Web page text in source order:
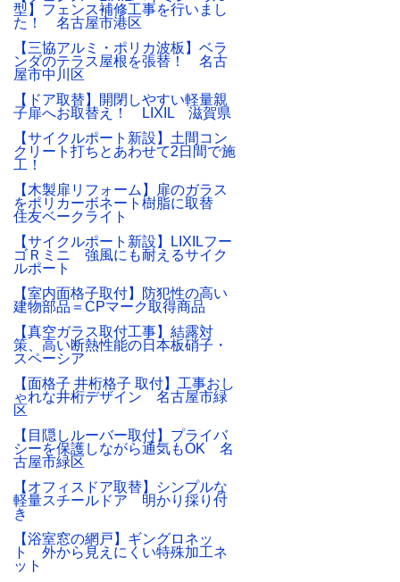
型】フェンス補修工事を行いまし
た！ 名古屋市港区
【三協アルミ・ポリカ波板】ベラ
ンダのテラス屋根を張替！ 名古
屋市中川区
【ドア取替】開閉しやすい軽量親
子扉へお取替え！ LIXIL 滋賀県
【サイクルポート新設】土間コン
クリート打ちとあわせて2日間で施
工！
【木製扉リフォーム】扉のガラス
をポリカーボネート樹脂に取替
住友ベークライト
【サイクルポート新設】LIXILフー
ゴＲミニ 強風にも耐えるサイク
ルポート
【室内面格子取付】防犯性の高い
建物部品＝CPマーク取得商品
【真空ガラス取付工事】結露対
策、高い断熱性能の日本板硝子・
スペーシア
【面格子 井桁格子 取付】工事おし
ゃれな井桁デザイン 名古屋市緑
区
【目隠しルーバー取付】プライバ
シーを保護しながら通気もOK 名
古屋市緑区
【オフィスドア取替】シンプルな
軽量スチールドア 明かり採り付
き
【浴室窓の網戸】ギングロネッ
ト 外から見えにくい特殊加工ネ
ット